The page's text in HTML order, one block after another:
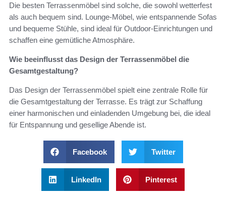
Die besten Terrassenmöbel sind solche, die sowohl wetterfest
als auch bequem sind. Lounge-Möbel, wie entspannende Sofas
und bequeme Stühle, sind ideal für Outdoor-Einrichtungen und
schaffen eine gemütliche Atmosphäre.
Wie beeinflusst das Design der Terrassenmöbel die
Gesamtgestaltung?
Das Design der Terrassenmöbel spielt eine zentrale Rolle für
die Gesamtgestaltung der Terrasse. Es trägt zur Schaffung
einer harmonischen und einladenden Umgebung bei, die ideal
für Entspannung und gesellige Abende ist.
Facebook Twitter
LinkedIn Pinterest